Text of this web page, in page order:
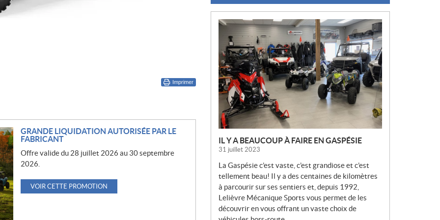
Imprimer
GRANDE LIQUIDATION AUTORISÉE PAR LE
FABRICANT
Offre valide du 28 juillet 2026 au 30 septembre
2026.
VOIR CETTE PROMOTION
N
U
V
E
L
L
E
S
IL Y A BEAUCOUP À FAIRE EN GASPÉSIE
31 juillet 2023
La Gaspésie c’est vaste, c’est grandiose et c’est
tellement beau! Il y a des centaines de kilomètres
à parcourir sur ses sentiers et, depuis 1992,
Lelièvre Mécanique Sports vous permet de les
découvrir en vous offrant un vaste choix de